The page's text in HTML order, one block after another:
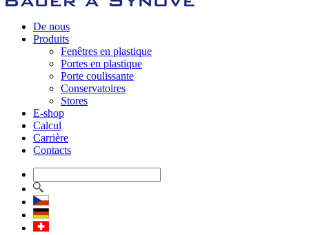
De nous
Produits
Fenêtres en plastique
Portes en plastique
Porte coulissante
Conservatoires
Stores
E-shop
Calcul
Carrière
Contacts